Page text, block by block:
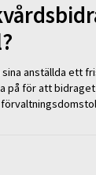
anställda ett
på för att